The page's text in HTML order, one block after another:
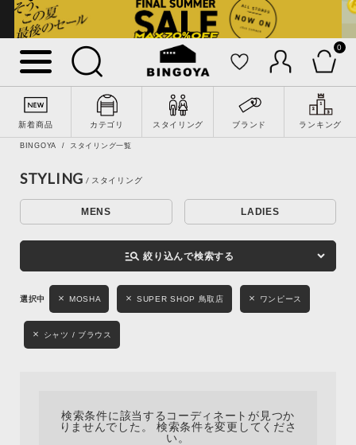
0
新着商品 カテゴリ スタイリング ブランド ランキング
詳細検索
キーワード
性別
MENS LADIES KIDS
BINGOYA スタイリング一覧
STYLING
MENS LADIES
manage_search 絞り込んで検索する
MOSHA SUPER SHOP 鳥取店 ワンピース
シャツ / ブラウス
検索条件に該当するコーディネートが見つか
りませんでした。 検索条件を変更してくださ
い。